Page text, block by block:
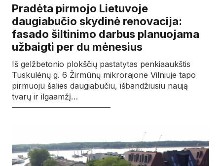
Pradėta pirmojo Lietuvoje
daugiabučio skydinė renovacija:
fasado šiltinimo darbus planuojama
užbaigti per du mėnesius
Iš gelžbetonio plokščių pastatytas penkiaaukštis
Tuskulėnų g. 6 Žirmūnų mikrorajone Vilniuje tapo
pirmuoju šalies daugiabučiu, išbandžiusiu naują
tvarų ir ilgaamžį…